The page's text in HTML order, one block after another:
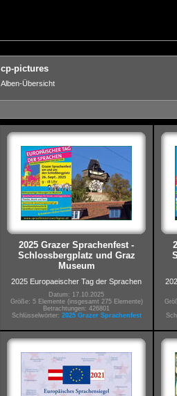
cp-pictures
Alben-Übersicht
2025 Grazer Sprachenfest -
Schlossbergplatz und Graz
Museum
2025 Europaeischer Tag der Sprachen
Datum: 17.10.2025
Größe: 5 Elemente (insgesamt 275 Elemente)
Betrachtungen: 426801
Schlüsselwörter: 2025 Grazer Sprachenfest